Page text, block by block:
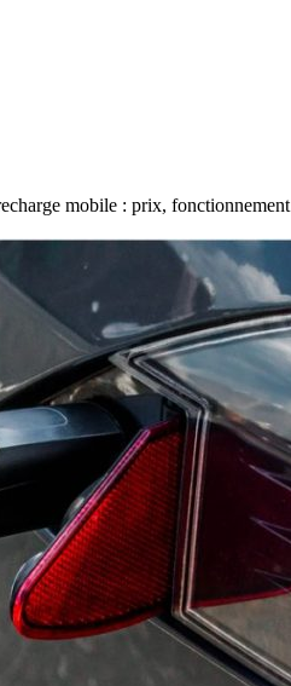
mobile : prix, fonctionnement